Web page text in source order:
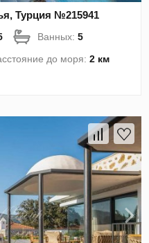
Турция №215941
Ванных:5
до моря:2 км